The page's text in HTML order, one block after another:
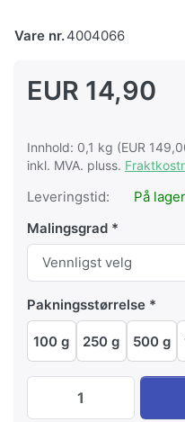
Vare nr.4004066
EUR 14,90
Innhold: 0,1 kg (EUR
inkl. MVA. pluss.
Leveringstid:
På lager
Malingsgrad
Pakningsstørrelse
100 g 250 g 500 g